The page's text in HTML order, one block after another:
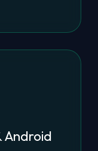
Android